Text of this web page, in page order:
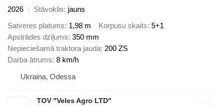
2026
Stāvoklis jauns
Satveres platums 1,98 m Korpusu skaits 5+1
Apstrādes dziļums 350 mm
Nepieciešamā traktora jauda 200 ZS
Darba ātrums 8 km/h
Ukraina, Odessa
TOV "Veles Agro LTD"